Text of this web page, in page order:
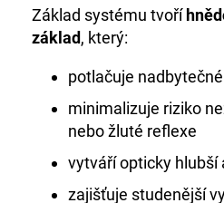
Základ systému tvoří
základ, který:
potlačuje
minimalizuje riziko
nebo žluté reflexe
vytváří opticky hlubší
zajišťuje studenější
+DE
BARVA
SVĚTLEHNĚDÁ
Kč